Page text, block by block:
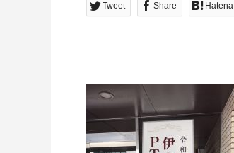
Tweet Share Hatena